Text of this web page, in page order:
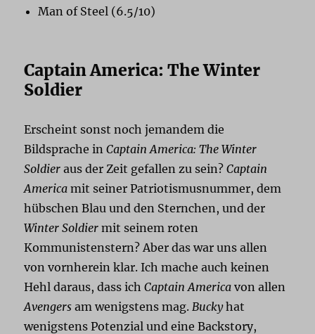
Man of Steel (6.5/10)
Captain America: The Winter
Soldier
Erscheint sonst noch jemandem die
Bildsprache inCaptain America: The Winter
Soldier aus der Zeit gefallen zu sein?Captain
America mit seiner Patriotismusnummer, dem
hübschen Blau und den Sternchen, und der
Winter Soldier mit seinem roten
Kommunistenstern? Aber das war uns allen
von vornherein klar. Ich mache auch keinen
Hehl daraus, dass ichCaptain America von allen
Avengers am wenigstens mag. Buckyhat
wenigstens Potenzial und eine Backstory,